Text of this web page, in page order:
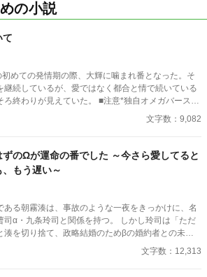
の小説
て
めての発情期の際、大輝に噛まれ番となった。そ
継続しているが、愛ではなく都合と情で続いている
ろ終わりが見えていた。 ■注意*独自オメガバース設
愛か本能か』と同じ世界設定です。関係は一切な
文字数：9,082
ずのΩが運命の番でした ～今さら愛してると
もう遅い～
条玲司と関係を持つ。 しかし玲司は「ただ
湊を切り捨て、政略結婚のためβの婚約者との未来
文字数：12,313